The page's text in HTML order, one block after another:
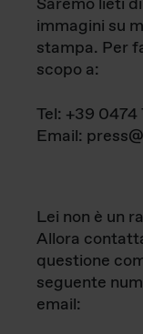
immagini su
stampa. Per
scopo a:
Tel: +39 0474
Email:
Lei non è un
Allora
questione
seguente
email: